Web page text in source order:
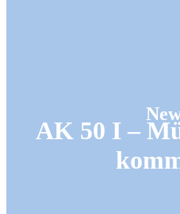
AK 50 I –